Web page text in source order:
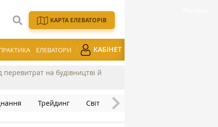
КАРТА ЕЛЕВАТОРІВ
ЕЛЕВАТОРИ КАБІНЕТ
перевитрат на будівництві й
Трейдинг Світ